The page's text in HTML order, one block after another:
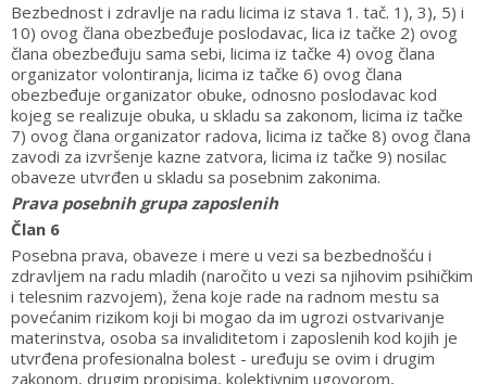
Bezbednost i zdravlje na radu licima iz stava 1. tač. 1), 3), 5) i
10) ovog člana obezbeđuje poslodavac, lica iz tačke 2) ovog
člana obezbeđuju sama sebi, licima iz tačke 4) ovog člana
organizator volontiranja, licima iz tačke 6) ovog člana
obezbeđuje organizator obuke, odnosno poslodavac kod
kojeg se realizuje obuka, u skladu sa zakonom, licima iz tačke
7) ovog člana organizator radova, licima iz tačke 8) ovog člana
zavodi za izvršenje kazne zatvora, licima iz tačke 9) nosilac
obaveze utvrđen u skladu sa posebnim zakonima.
Prava posebnih grupa zaposlenih
Član 6
Posebna prava, obaveze i mere u vezi sa bezbednošću i
zdravljem na radu mladih (naročito u vezi sa njihovim psihičkim
i telesnim razvojem), žena koje rade na radnom mestu sa
povećanim rizikom koji bi mogao da im ugrozi ostvarivanje
materinstva, osoba sa invaliditetom i zaposlenih kod kojih je
utvrđena profesionalna bolest - uređuju se ovim i drugim
zakonom, drugim propisima, kolektivnim ugovorom,